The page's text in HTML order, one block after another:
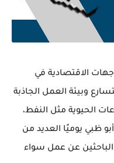
الاقتصادية في
وبيئة العمل الجاذبة
الحيوية مثل النفط،
ظبي يوميًا العديد من
الباحثين عن عمل سواء